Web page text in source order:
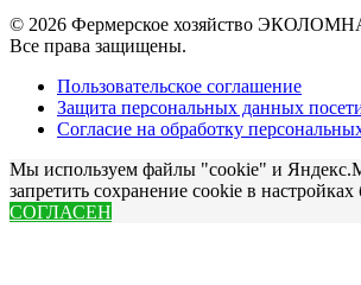
© 2026 Фермерское хозяйство
Все права защищены.
Пользовательское соглашение
Защита персональных данных
Согласие на обработку
Мы используем файлы "cookie" и
запретить сохранение cookie в настройках
СОГЛАСЕН